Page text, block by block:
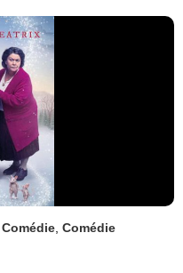
Comédie Comédie